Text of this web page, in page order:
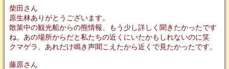
柴田さん
原生林ありがとうございます。
散策中の観光船からの熊情報、もう少し詳しく聞きたかったです
ね。あの場所からだと私たちの近くにいたかもしれないのに笑
クマゲラ、あれだけ鳴き声聞こえたから近くで見たかったです。
藤原さん